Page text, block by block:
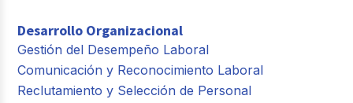
Desarrollo Organizacional
Gestión del Desempeño Laboral
Comunicación y Reconocimiento Laboral
Reclutamiento y Selección de Personal